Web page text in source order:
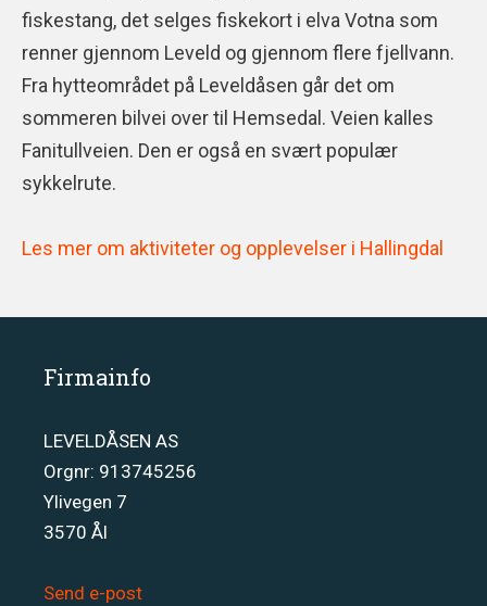
fiskestang, det selges fiskekort i elva Votna som
renner gjennom Leveld og gjennom flere fjellvann.
Fra hytteområdet på Leveldåsen går det om
sommeren bilvei over til Hemsedal. Veien kalles
Fanitullveien. Den er også en svært populær
sykkelrute.
Les mer om aktiviteter og opplevelser i Hallingdal
Firmainfo
LEVELDÅSEN AS
Orgnr: 913745256
Ylivegen 7
3570 Ål
Send e-post